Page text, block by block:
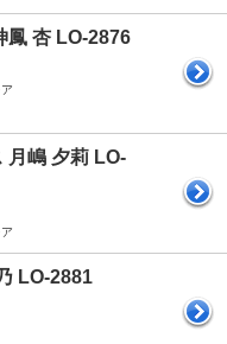
鳳 杏 LO-2876
月嶋 夕莉 LO-
LO-2881